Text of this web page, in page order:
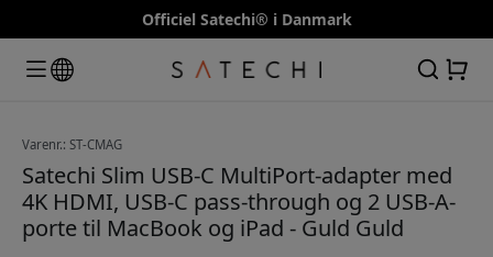
Officiel Satechi® i Danmark
Varenr.: ST-CMAG
Satechi Slim USB-C MultiPort-adapter med
4K HDMI, USB-C pass-through og 2 USB-A-
porte til MacBook og iPad - Guld Guld